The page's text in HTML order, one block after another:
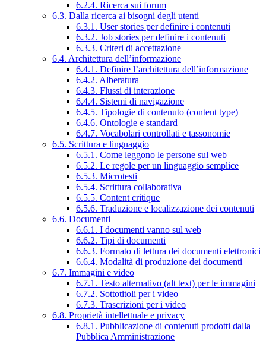
6.2.4. Ricerca sui forum
6.3. Dalla ricerca ai bisogni degli utenti
6.3.1. User stories per definire i contenuti
6.3.2. Job stories per definire i contenuti
6.3.3. Criteri di accettazione
6.4. Architettura dell’informazione
6.4.1. Definire l’architettura dell’informazione
6.4.2. Alberatura
6.4.3. Flussi di interazione
6.4.4. Sistemi di navigazione
6.4.5. Tipologie di contenuto (content type)
6.4.6. Ontologie e standard
6.4.7. Vocabolari controllati e tassonomie
6.5. Scrittura e linguaggio
6.5.1. Come leggono le persone sul web
6.5.2. Le regole per un linguaggio semplice
6.5.3. Microtesti
6.5.4. Scrittura collaborativa
6.5.5. Content critique
6.5.6. Traduzione e localizzazione dei contenuti
6.6. Documenti
6.6.1. I documenti vanno sul web
6.6.2. Tipi di documenti
6.6.3. Formato di lettura dei documenti elettronici
6.6.4. Modalità di produzione dei documenti
6.7. Immagini e video
6.7.1. Testo alternativo (alt text) per le immagini
6.7.2. Sottotitoli per i video
6.7.3. Trascrizioni per i video
6.8. Proprietà intellettuale e privacy
6.8.1. Pubblicazione di contenuti prodotti dalla
Pubblica Amministrazione